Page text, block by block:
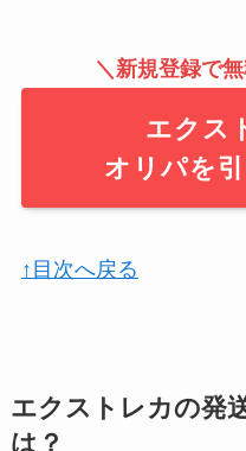
＼新規登録で
エクス
オリパを
↑目次へ戻る
エクストレカの発
は？